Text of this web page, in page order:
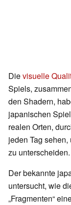
Dievisuelle
Spiels,
den Shadern,
japanischen
realen Orten,
jeden Tag
zu unterscheiden.
Der bekannte
untersucht, wie
„Fragmenten“